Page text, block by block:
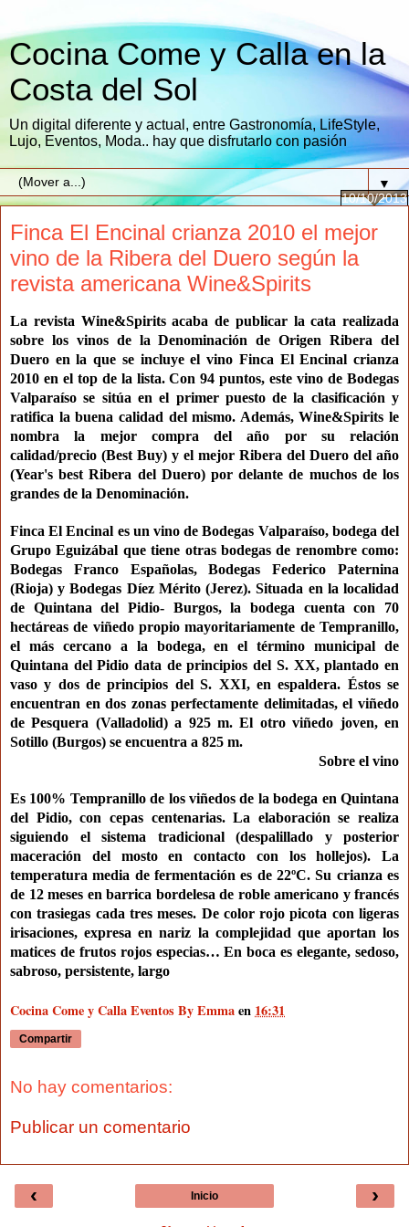
Cocina Come y Calla en la
Costa del Sol
Un digital diferente y actual, entre Gastronomía, LifeStyle,
Lujo, Eventos, Moda.. hay que disfrutarlo con pasión
▼
10/10/2013
Finca El Encinal crianza 2010 el mejor
vino de la Ribera del Duero según la
revista americana Wine&Spirits
La revista Wine&Spirits acaba de publicar la cata realizada
sobre los vinos de la Denominación de Origen Ribera del
Duero en la que se incluye el vino Finca El Encinal crianza
2010 en el top de la lista. Con94 puntos, este vino de Bodegas
Valparaíso se sitúa en el primer puesto de la clasificación y
ratifica la buena calidad del mismo. Además, Wine&Spirits le
nombra la mejor compra del año por su relación
calidad/precio (Best Buy) y el mejor Ribera del Duero del año
(Year's best Ribera del Duero) por delante de muchos de los
grandes de la Denominación.
Finca El Encinal es un vino de Bodegas Valparaíso, bodega del
Grupo Eguizábal que tiene otras bodegas de renombre como:
Bodegas Franco Españolas, Bodegas Federico Paternina
(Rioja) y Bodegas Díez Mérito (Jerez). Situada en la localidad
de Quintana del Pidio- Burgos, la bodega cuenta con 70
hectáreas de viñedo propio mayoritariamente de Tempranillo,
el más cercano a la bodega, en el término municipal de
Quintana del Pidio data de principios del S. XX, plantado en
vaso y dos de principios del S. XXI, en espaldera. Éstos se
encuentran en dos zonas perfectamente delimitadas, el viñedo
de Pesquera (Valladolid) a 925 m. El otro viñedo joven, en
Sotillo (Burgos) se encuentra a 825 m.
Sobre el vino
Es 100% Tempranillo de los viñedos de la bodega en Quintana
del Pidio, con cepas centenarias. La elaboración se realiza
siguiendo el sistema tradicional (despalillado y posterior
maceración del mosto en contacto con los hollejos). La
temperatura media de fermentación es de 22ºC. Su crianza es
de 12 meses en barrica bordelesa de roble americano y francés
con trasiegas cada tres meses. De color rojo picota con ligeras
irisaciones, expresa en nariz la complejidad que aportan los
matices de frutos rojos especias… En boca es elegante, sedoso,
sabroso, persistente, largo
Cocina Come y Calla Eventos By Emmaen16:31
Compartir
No hay comentarios:
Publicar un comentario
‹ ›
Inicio